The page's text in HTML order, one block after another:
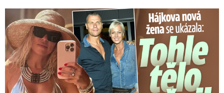
Tohle tělo nahradilo Belo: Nová partnerka se ukázala...